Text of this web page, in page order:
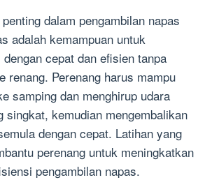
dalam pengambilan napas
adalah kemampuan untuk
cepat dan efisien tanpa
renang. Perenang harus mampu
samping dan menghirup udara
singkat, kemudian mengembalikan
dengan cepat. Latihan yang
perenang untuk meningkatkan
pengambilan napas.